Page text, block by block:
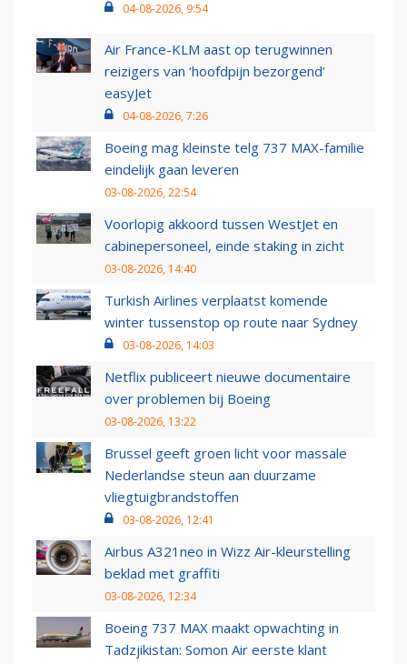
04-08-2026, 9:54
Air France-KLM aast op terugwinnen
reizigers van ‘hoofdpijn bezorgend’
easyJet
04-08-2026, 7:26
Boeing mag kleinste telg 737 MAX-familie
eindelijk gaan leveren
03-08-2026, 22:54
Voorlopig akkoord tussen WestJet en
cabinepersoneel, einde staking in zicht
03-08-2026, 14:40
Turkish Airlines verplaatst komende
winter tussenstop op route naar Sydney
03-08-2026, 14:03
Netflix publiceert nieuwe documentaire
over problemen bij Boeing
03-08-2026, 13:22
Brussel geeft groen licht voor massale
Nederlandse steun aan duurzame
vliegtuigbrandstoffen
03-08-2026, 12:41
Airbus A321neo in Wizz Air-kleurstelling
beklad met graffiti
03-08-2026, 12:34
Boeing 737 MAX maakt opwachting in
Tadzjikistan: Somon Air eerste klant